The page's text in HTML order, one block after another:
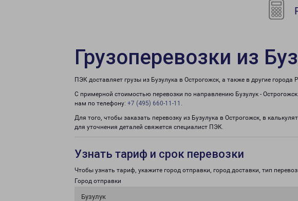
Грузоперевозки из
ПЭК доставляет грузы из Бузулука в Острогожск, а также в другие
С примерной стоимостью перевозки по направлению Бузулук -
нам по телефону: +7 (495) 660-11-11 .
Для того, чтобы заказать перевозку из Бузулука в Острогожск, в
для уточнения деталей свяжется специалист ПЭК.
Узнать тариф и срок перевозки
Чтобы узнать тариф, укажите город отправки, город доставки, тип
Город отправки
Бузулук